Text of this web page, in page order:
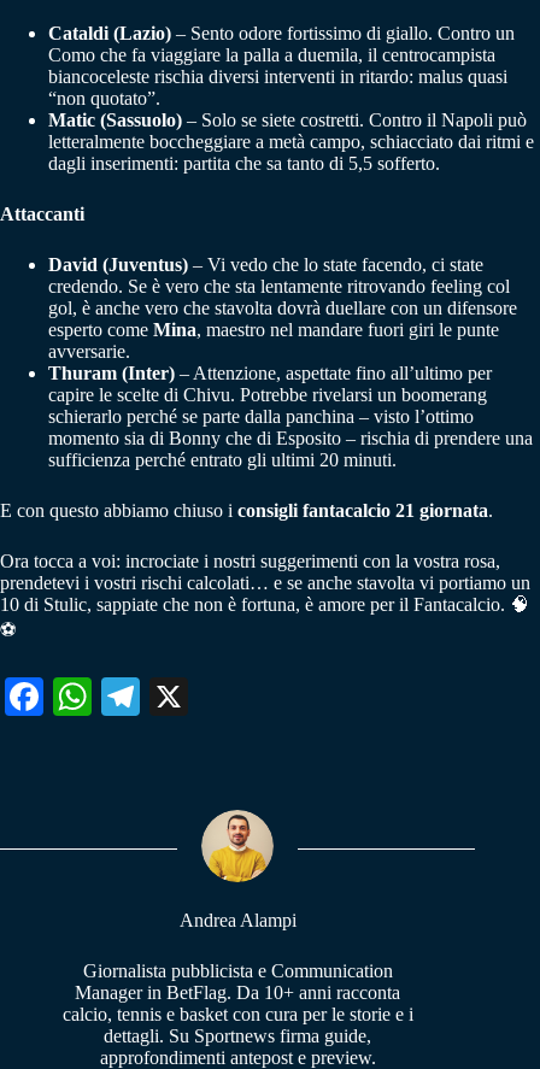
Cataldi (Lazio) – Sento odore fortissimo di giallo. Contro un
Como che fa viaggiare la palla a duemila, il centrocampista
biancoceleste rischia diversi interventi in ritardo: malus quasi
“non quotato”.
Matic (Sassuolo) – Solo se siete costretti. Contro il Napoli può
letteralmente boccheggiare a metà campo, schiacciato dai ritmi e
dagli inserimenti: partita che sa tanto di 5,5 sofferto.
Attaccanti
David (Juventus) – Vi vedo che lo state facendo, ci state
credendo. Se è vero che sta lentamente ritrovando feeling col
gol, è anche vero che stavolta dovrà duellare con un difensore
esperto come Mina, maestro nel mandare fuori giri le punte
avversarie.
Thuram (Inter) – Attenzione, aspettate fino all’ultimo per
capire le scelte di Chivu. Potrebbe rivelarsi un boomerang
schierarlo perché se parte dalla panchina – visto l’ottimo
momento sia di Bonny che di Esposito – rischia di prendere una
sufficienza perché entrato gli ultimi 20 minuti.
E con questo abbiamo chiuso i consigli fantacalcio 21 giornata.
Ora tocca a voi: incrociate i nostri suggerimenti con la vostra rosa,
prendetevi i vostri rischi calcolati… e se anche stavolta vi portiamo un
10 di Stulic, sappiate che non è fortuna, è amore per il Fantacalcio. 🧠
⚽
Fa W
pp
Te
m
Andrea Alampi
Giornalista pubblicista e Communication
Manager in BetFlag. Da 10+ anni racconta
calcio, tennis e basket con cura per le storie e i
dettagli. Su Sportnews firma guide,
approfondimenti antepost e preview.